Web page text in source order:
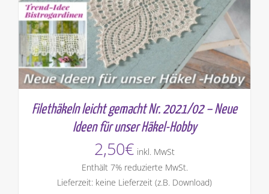
Filethäkeln leicht gemacht Nr. 2021/02 – Neue
Ideen für unser Häkel-Hobby
2,50€ inkl. MwSt
Enthält 7% reduzierte MwSt.
Lieferzeit: keine Lieferzeit (z.B. Download)